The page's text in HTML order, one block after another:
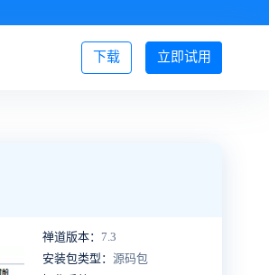
立即试用
下载 登录/注册
禅道版本： 7.3
安装包类型： 源码包